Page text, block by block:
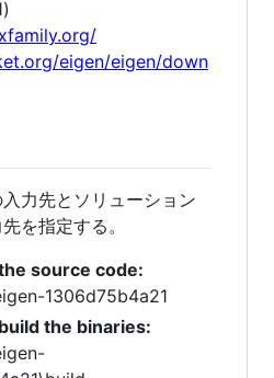
eigen/eigen/down
力先とソリューション
を指定する。
source code:
1306d75b4a21
the binaries: